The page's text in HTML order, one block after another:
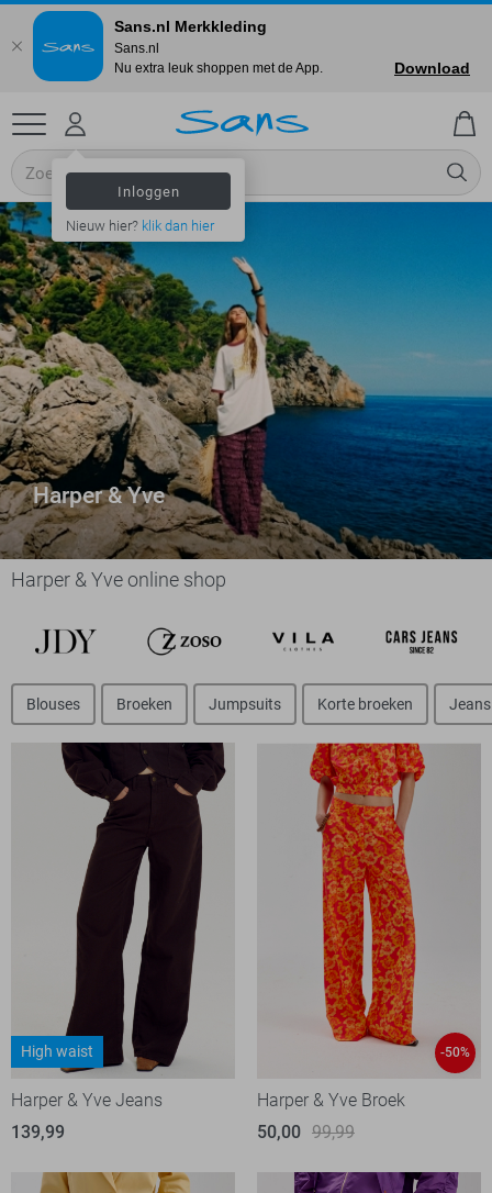
Inloggen
Nieuw hier? klik dan hier
Harper & Yve
Harper & Yve online shop
Blouses Broeken Jumpsuits Korte broeken Jeans
High waist
Harper & Yve Jeans
139,99
-50%
Harper & Yve Broek
50,00 99,99
Sans.nl Merkkleding
Sans.nl
Nu extra leuk shoppen met de App.
Download